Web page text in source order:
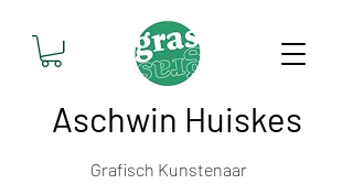
Aschwin Huiskes
Grafisch Kunstenaar